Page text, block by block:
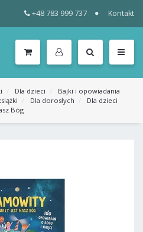
+48 783 999 737 Kontakt
Dla dzieci
Bajki i opowiadania
Dla dorosłych
Dla dzieci
Bóg